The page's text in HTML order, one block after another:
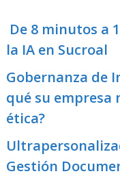
De 8 minutos a
la IA en Sucroal
Gobernanza de
qué su empresa
ética?
Gestión